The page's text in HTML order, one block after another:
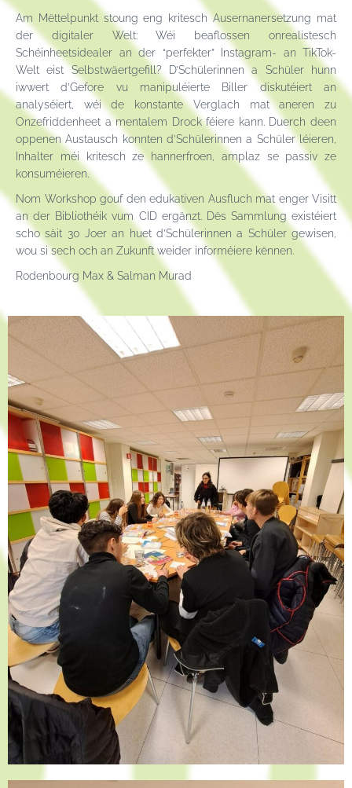
Am Mëttelpunkt stoung eng kritesch Ausernanersetzung mat
der digitaler Welt: Wéi beaflossen onrealistesch
Schéinheetsidealer an der “perfekter” Instagram- an TikTok-
Welt eist Selbstwäertgefill?
D’Schülerinnen a Schülerhunn
iwwert d’Gefore vu manipuléierte Biller diskutéiert an
analyséiert, wéi de konstante Verglach mat aneren zu
Onzefriddenheet a mentalem Drock féiere kann. Duerch deen
oppenen Austausch konnten d’Schülerinnen a Schülerléieren,
Inhalter méi kritesch ze hannerfroen, amplaz se passiv ze
konsuméieren.
Nom Workshop gouf den edukativen Ausfluch mat enger Visitt
an der Bibliothéik vum CID ergänzt. Dës Sammlung existéiert
scho säit 30 Joer an huet d’Schülerinnen a Schülergewisen,
wou si sech och an Zukunft weider informéiere kënnen.
Rodenbourg Max & Salman Murad